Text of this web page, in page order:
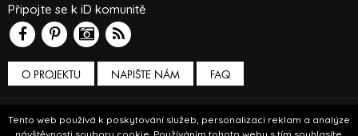
Tento web používá k poskytování služeb, personalizaci reklam a analýze
O PROJEKTU NAPIŠTE NÁM
Připojte se k iD komunitě
FAQ
Podmínky používání